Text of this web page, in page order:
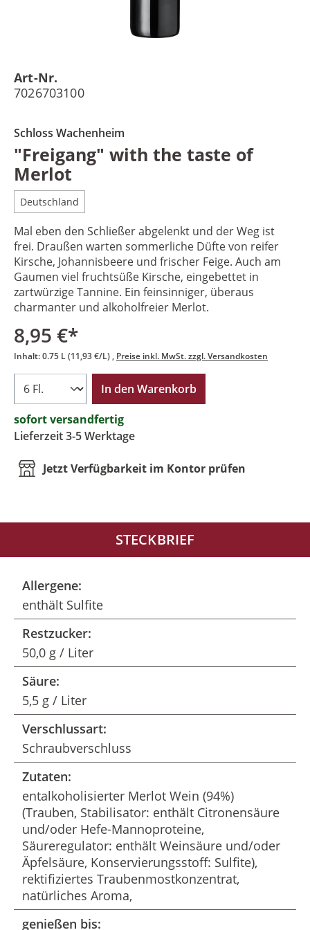
Art-Nr.
7026703100
Schloss Wachenheim
"Freigang" with the taste of
Merlot
Deutschland
Mal eben den Schließer abgelenkt und der Weg ist
frei. Draußen warten sommerliche Düfte von reifer
Kirsche, Johannisbeere und frischer Feige. Auch am
Gaumen viel fruchtsüße Kirsche, eingebettet in
zartwürzige Tannine. Ein feinsinniger, überaus
charmanter und alkoholfreier Merlot.
8,95 €*
Inhalt:0.75 L(11,93 €/L) Preise inkl. MwSt. zzgl. Versandkosten
In den Warenkorb
sofort versandfertig
Lieferzeit 3-5 Werktage
Jetzt Verfügbarkeit im Kontor prüfen
STECKBRIEF
Allergene:
enthält Sulfite
Restzucker:
50,0 g / Liter
Säure:
5,5 g / Liter
Verschlussart:
Schraubverschluss
Zutaten:
entalkoholisierter Merlot Wein (94%)
(Trauben, Stabilisator: enthält Citronensäure
und/oder Hefe-Mannoproteine,
Säureregulator: enthält Weinsäure und/oder
Äpfelsäure, Konservierungsstoff: Sulfite),
rektifiziertes Traubenmostkonzentrat,
natürliches Aroma,
genießen bis: